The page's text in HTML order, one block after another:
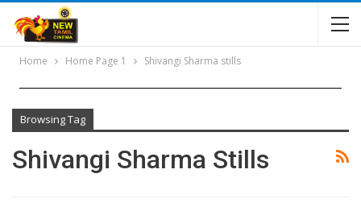
Home Home Page 1 Shivangi Sharma stills
Browsing Tag
Shivangi Sharma Stills